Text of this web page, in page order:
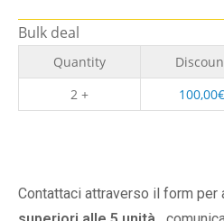
Bulk deal
Quantity
2 +
100,00€
Contattaci attraverso il form per